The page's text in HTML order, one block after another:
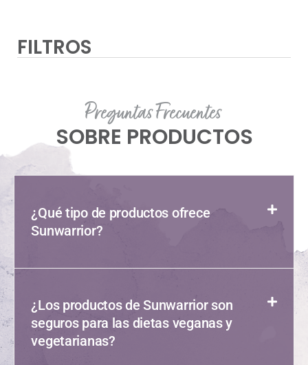
FILTROS
Preguntas Frecuentes
SOBRE PRODUCTOS
¿Qué tipo de productos ofrece
Sunwarrior?
¿Los productos de Sunwarrior son
seguros para las dietas veganas y
vegetarianas?